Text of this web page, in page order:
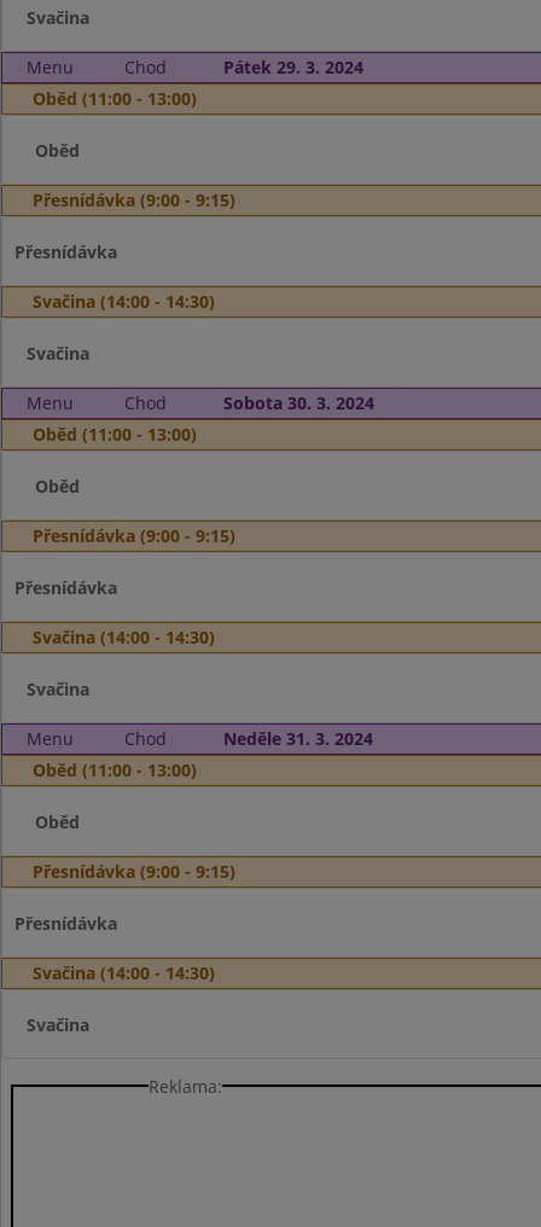
Svačina
Menu Chod
Pátek 29. 3. 2024
Oběd (11:00 - 13:00)
Oběd
Přesnídávka (9:00 - 9:15)
Přesnídávka
Svačina (14:00 - 14:30)
Svačina
Menu Chod
Sobota 30. 3. 2024
Oběd (11:00 - 13:00)
Oběd
Přesnídávka (9:00 - 9:15)
Přesnídávka
Svačina (14:00 - 14:30)
Svačina
Menu Chod
Neděle 31. 3. 2024
Oběd (11:00 - 13:00)
Oběd
Přesnídávka (9:00 - 9:15)
Přesnídávka
Svačina (14:00 - 14:30)
Svačina
Reklama: